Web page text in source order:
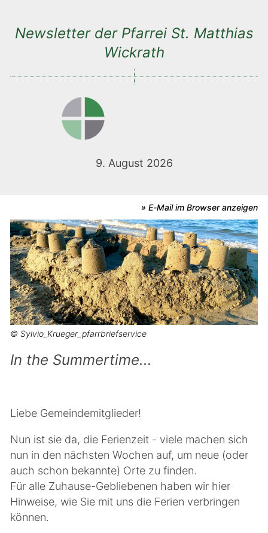
Newsletter der Pfarrei St. Matthias
Wickrath
9. August 2026
» E-Mail im Browser anzeigen
© Sylvio_Krueger_pfarrbriefservice
In the Summertime...
Liebe Gemeindemitglieder!
Nun ist sie da, die Ferienzeit - viele machen sich
nun in den nächsten Wochen auf, um neue (oder
auch schon bekannte) Orte zu finden.
Für alle Zuhause-Gebliebenen haben wir hier
Hinweise, wie Sie mit uns die Ferien verbringen
können.